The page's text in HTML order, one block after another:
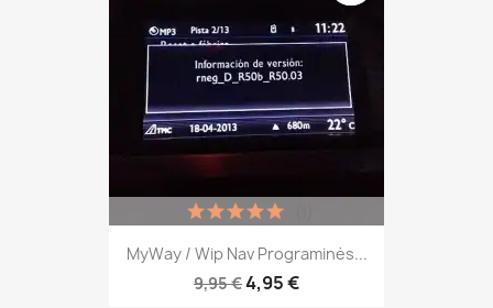
MyWay / Wip Nav Programinės...
9,95 €4,95 €